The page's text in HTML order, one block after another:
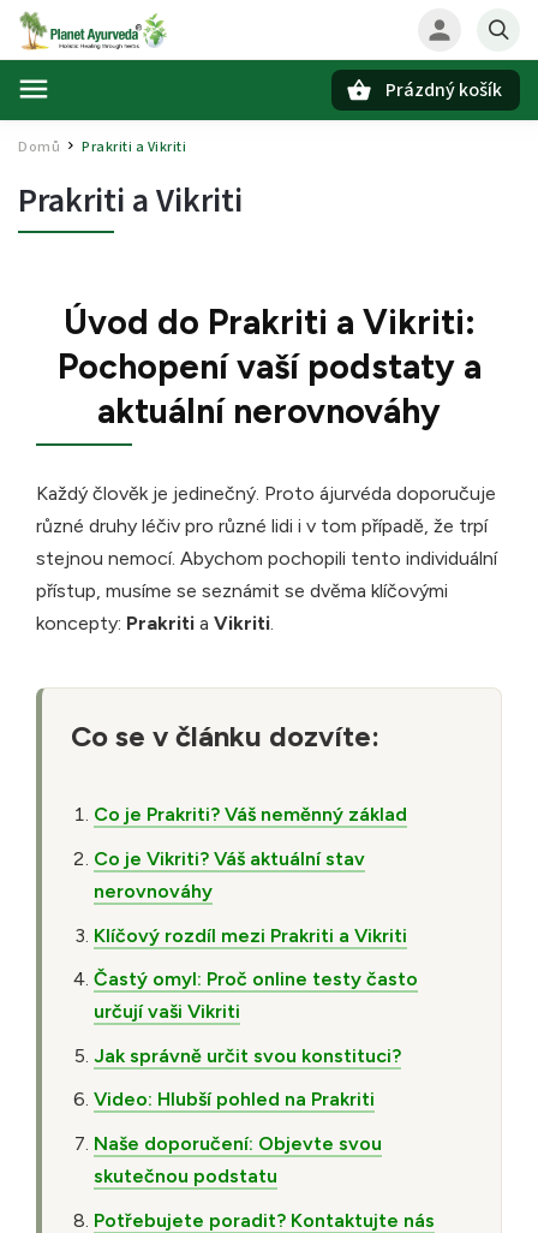
Prázdný košík
Domů / Prakriti a Vikriti
Prakriti a Vikriti
Úvod do Prakriti a Vikriti:
Pochopení vaší podstaty a
aktuální nerovnováhy
Každý člověk je jedinečný. Proto ájurvéda doporučuje
různé druhy léčiv pro různé lidi i v tom případě, že trpí
stejnou nemocí. Abychom pochopili tento individuální
přístup, musíme se seznámit se dvěma klíčovými
koncepty: Prakriti a Vikriti.
Co se v článku dozvíte:
Co je Prakriti? Váš neměnný základ
Co je Vikriti? Váš aktuální stav
nerovnováhy
Klíčový rozdíl mezi Prakriti a Vikriti
Častý omyl: Proč online testy často
určují vaši Vikriti
Jak správně určit svou konstituci?
Video: Hlubší pohled na Prakriti
Naše doporučení: Objevte svou
skutečnou podstatu
Potřebujete poradit? Kontaktujte nás